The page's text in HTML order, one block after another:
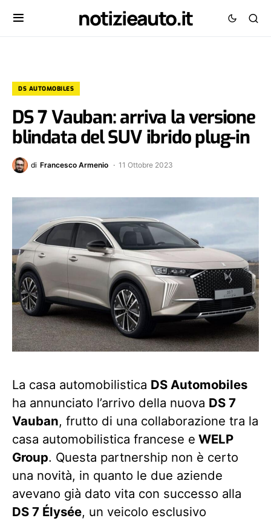
notizieauto.it
DS AUTOMOBILES
DS 7 Vauban: arriva la versione
blindata del SUV ibrido plug-in
di Francesco Armenio 11 Ottobre 2023
La casa automobilistica DS Automobiles
ha annunciato l’arrivo della nuova DS 7
Vauban, frutto di una collaborazione tra la
casa automobilistica francese e WELP
Group. Questa partnership non è certo
una novità, in quanto le due aziende
avevano già dato vita con successo alla
DS 7 Élysée, un veicolo esclusivo